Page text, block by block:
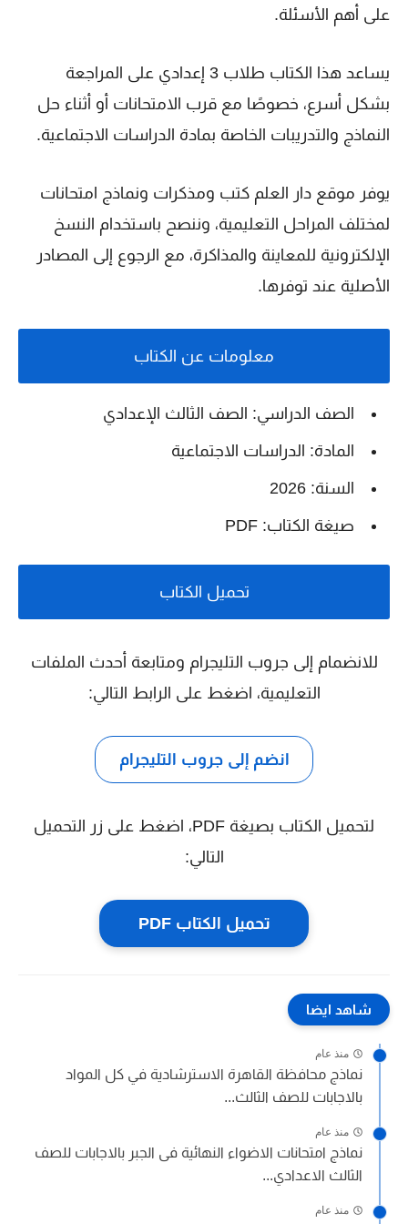
على أهم الأسئلة.
يساعد هذا الكتاب طلاب 3 إعدادي على المراجعة
بشكل أسرع، خصوصًا مع قرب الامتحانات أو أثناء حل
النماذج والتدريبات الخاصة بمادة الدراسات الاجتماعية.
يوفر موقع دار العلم كتب ومذكرات ونماذج امتحانات
لمختلف المراحل التعليمية، وننصح باستخدام النسخ
الإلكترونية للمعاينة والمذاكرة، مع الرجوع إلى المصادر
الأصلية عند توفرها.
معلومات عن الكتاب
الصف الدراسي: الصف الثالث الإعدادي
المادة: الدراسات الاجتماعية
السنة: 2026
صيغة الكتاب: PDF
تحميل الكتاب
للانضمام إلى جروب التليجرام ومتابعة أحدث الملفات
التعليمية، اضغط على الرابط التالي:
انضم إلى جروب التليجرام
لتحميل الكتاب بصيغة PDF، اضغط على زر التحميل
التالي:
تحميل الكتاب PDF
شاهد ايضا
منذ عام
نماذج محافظة القاهرة الاسترشادية في كل المواد
بالاجابات للصف الثالث...
منذ عام
نماذج امتحانات الاضواء النهائية فى الجبر بالاجابات للصف
الثالث الاعدادي...
منذ عام